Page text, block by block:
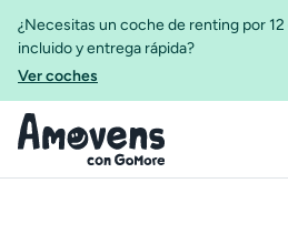
¿Necesitas un coche de renting por
incluido y entrega rápida?
Ver coches